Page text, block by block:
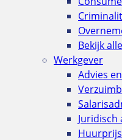
Bekijk
Werkgever
Advies
Juridisch